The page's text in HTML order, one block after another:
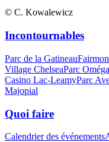
© C. Kowalewicz
Incontournables
Parc de la Gatineau
Village ChelseaParc Oméga
Casino Lac-LeamyParc
Majopial
Quoi faire
Calendrier des événements